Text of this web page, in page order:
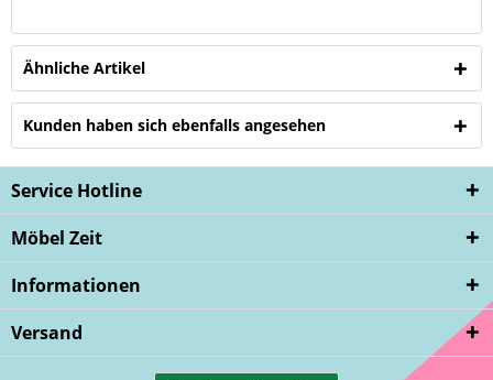
Ähnliche Artikel
Kunden haben sich ebenfalls angesehen
Service Hotline
Möbel Zeit
Informationen
Versand